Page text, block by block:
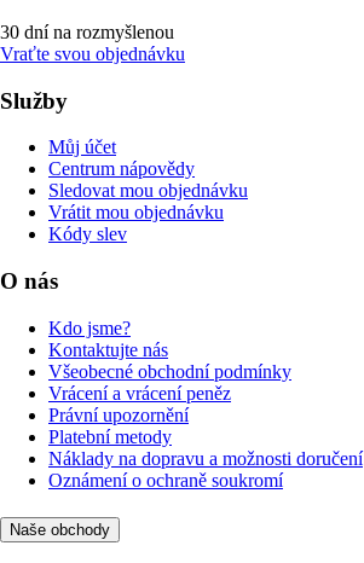
30 dní na rozmyšlenou
Vraťte svou objednávku
Služby
Můj účet
Centrum nápovědy
Sledovat mou objednávku
Vrátit mou objednávku
Kódy slev
O nás
Kdo jsme?
Kontaktujte nás
Všeobecné obchodní podmínky
Vrácení a vrácení peněz
Právní upozornění
Platební metody
Náklady na dopravu a možnosti doručení
Oznámení o ochraně soukromí
Naše obchody